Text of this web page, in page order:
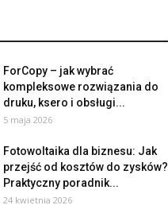
ForCopy – jak wybrać
kompleksowe rozwiązania do
druku, ksero i obsługi...
5 maja 2026
Fotowoltaika dla biznesu: Jak
przejść od kosztów do zysków?
Praktyczny poradnik...
24 kwietnia 2026